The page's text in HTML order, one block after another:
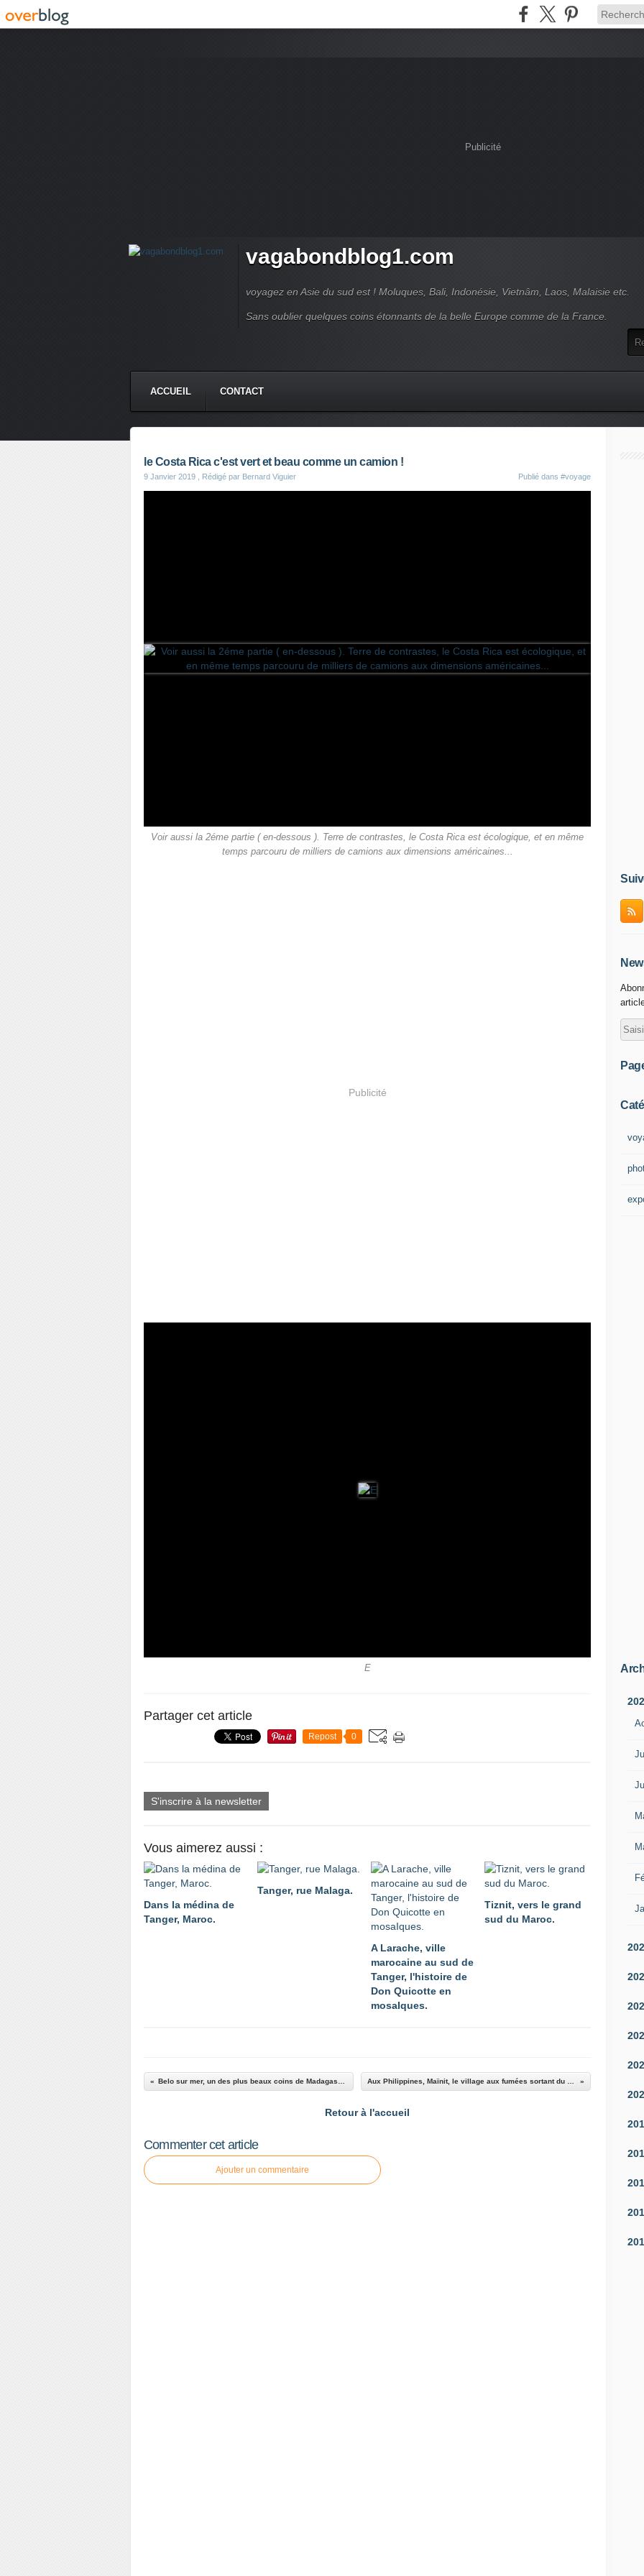
Publicité
vagabondblog1.com
voyagez en Asie du sud est ! Moluques, Bali, Indonésie, Vietnâm, Laos, Malaisie etc.
Sans oublier quelques coins étonnants de la belle Europe comme de la France.
ACCUEIL CONTACT
le Costa Rica c'est vert et beau comme un camion !
9 Janvier 2019 , Rédigé par Bernard Viguier Publié dans #voyage
Voir aussi la 2éme partie ( en-dessous ). Terre de contrastes, le Costa Rica est écologique, et en même
temps parcouru de milliers de camions aux dimensions américaines...
Publicité
E
Partager cet article
Repost 0
S'inscrire à la newsletter
Vous aimerez aussi :
Dans la médina de
Tanger, Maroc.
Tanger, rue Malaga.
A Larache, ville
marocaine au sud de
Tanger, l'histoire de
Don Quicotte en
mosaIques.
Tiznit, vers le grand
sud du Maroc.
Retour à l'accueil
Commenter cet article
Ajouter un commentaire